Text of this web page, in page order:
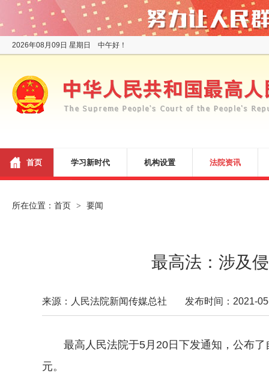
2026年08月09日 星期日 中午好！
首页 学习新时代 机构设置 法院资讯
所在位置： 首页 > 要闻
最高法：涉及
来源：人民法院新闻传媒总社 发布时间：2021-
最高人民法院于5月20日下发通知，公布
元。